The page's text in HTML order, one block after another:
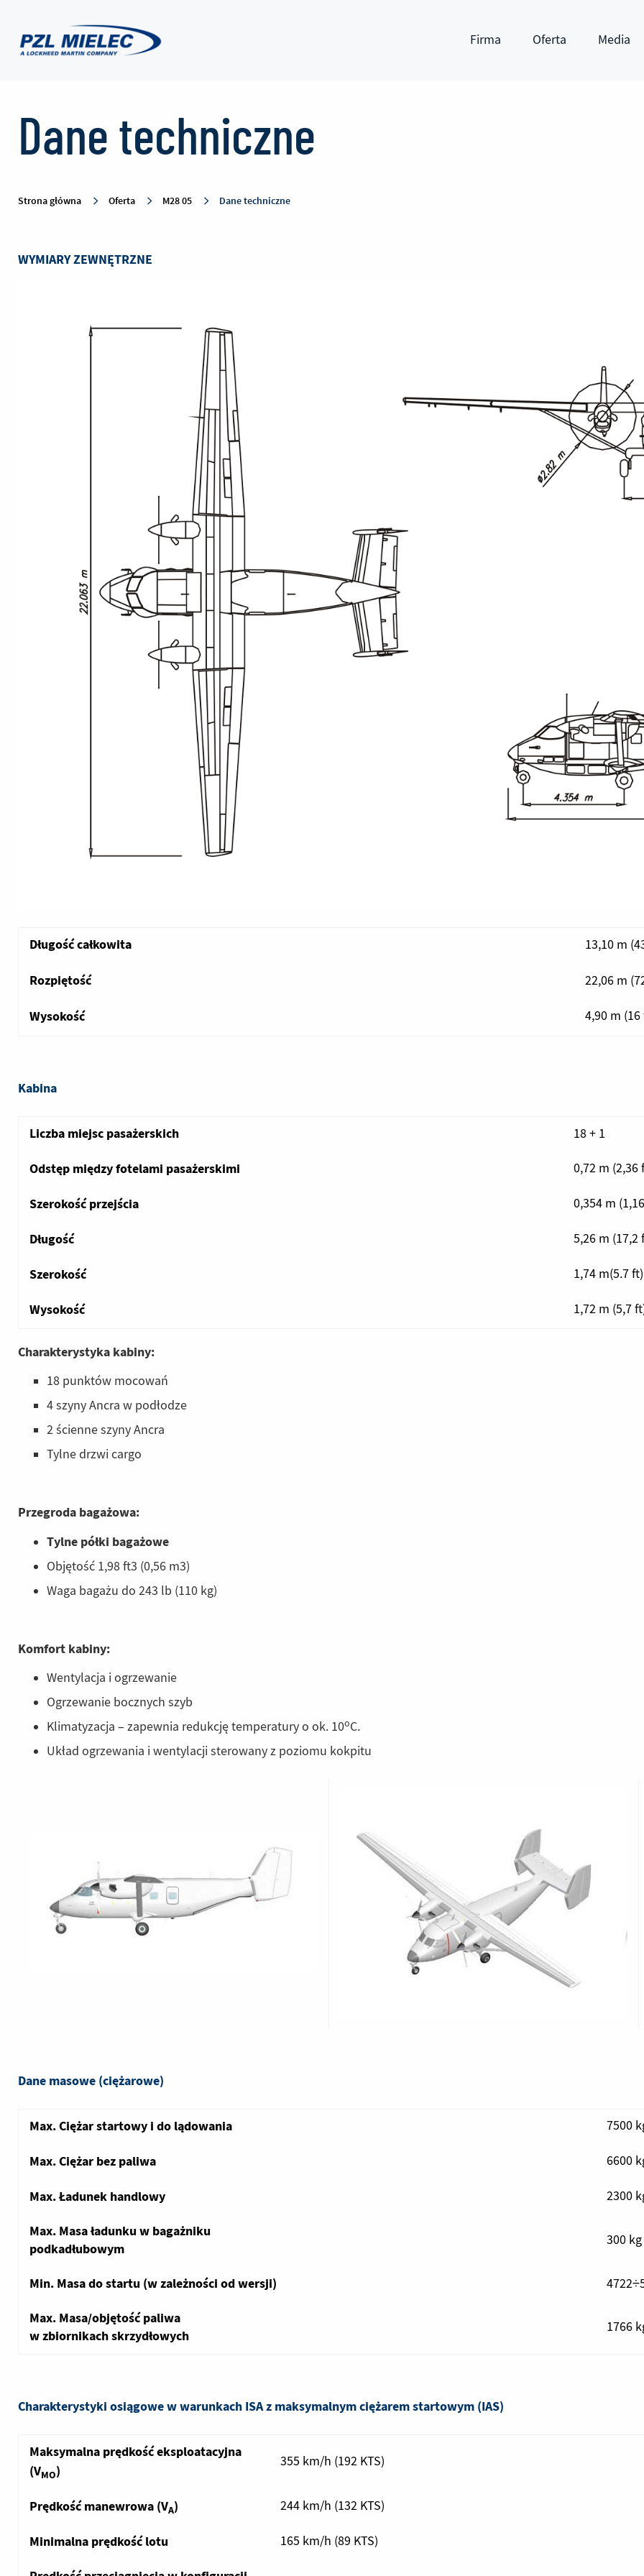
techniczne
Firma Oferta Media
Dane techniczne
Strona główna Oferta M28 05 Dane techniczne
WYMIARY ZEWNĘTRZNE
Długość całkowita 13,10 m
Rozpiętość 22,06 m
Wysokość 4,90 m
Kabina
Liczba miejsc pasażerskich 18 + 1
Odstęp między fotelami pasażerskimi 0,72 m (2,36
Szerokość przejścia 0,354 m
Długość 5,26 m (17,2
Szerokość 1,74 m(5.7 ft)
Wysokość 1,72 m (5,7
Charakterystyka kabiny:
18 punktów mocowań
4 szyny Ancra w podłodze
2 ścienne szyny Ancra
Tylne drzwi cargo
Przegroda bagażowa:
Tylne półki bagażowe
Objętość 1,98 ft3 (0,56 m3)
Waga bagażu do 243 lb (110 kg)
Komfort kabiny:
Wentylacja i ogrzewanie
Ogrzewanie bocznych szyb
Klimatyzacja – zapewnia redukcję temperatury o ok. 10oC.
Układ ogrzewania i wentylacji sterowany z poziomu kokpitu
Dane masowe (ciężarowe)
Max. Ciężar startowy i do lądowania 7500
Max. Ciężar bez paliwa 6600
Max. Ładunek handlowy 2300
Max. Masa ładunku w bagażniku
podkadłubowym
300 kg
Min. Masa do startu (w zależności od wersji)
Max. Masa/objętość paliwa
w zbiornikach skrzydłowych
1766
Charakterystyki osiągowe w warunkach ISA z maksymalnym ciężarem startowym (IAS)
Maksymalna prędkość eksploatacyjna
(VMO)
355 km/h (192 KTS)
Prędkość manewrowa (VA) 244 km/h (132 KTS)
Minimalna prędkość lotu 165 km/h (89 KTS)